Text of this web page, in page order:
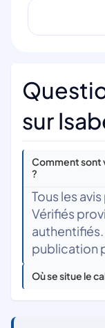
sur
Comment sont
?
Tous les
Vérifiés
publication
Où se situe le